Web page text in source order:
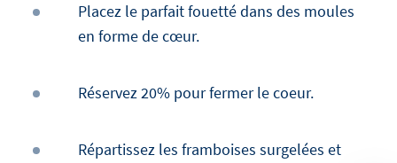
Placez le parfait fouetté dans des moules
en forme de cœur.
Réservez 20% pour fermer le coeur.
Répartissez les framboises surgelées et